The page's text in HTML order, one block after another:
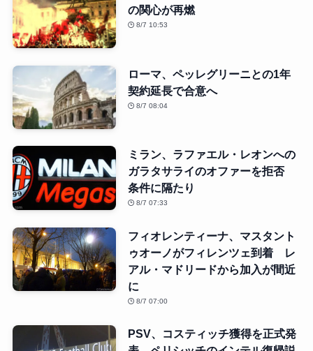
の関心が再燃
8/7 10:53
ローマ、ペッレグリーニとの1年
契約延長で合意へ
8/7 08:04
ミラン、ラファエル・レオンへの
ガラタサライのオファーを拒否
条件に隔たり
8/7 07:33
フィオレンティーナ、マスタント
ゥオーノがフィレンツェ到着 レ
アル・マドリードから加入が間近
に
8/7 07:00
PSV、コスティッチ獲得を正式発